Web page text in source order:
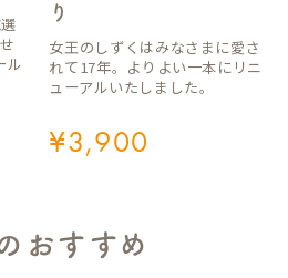
ル
り
女王のしずくはみなさまに愛さ
れて17年。よりよい一本にリニ
ューアルいたしました。
¥3,900
おすすめ